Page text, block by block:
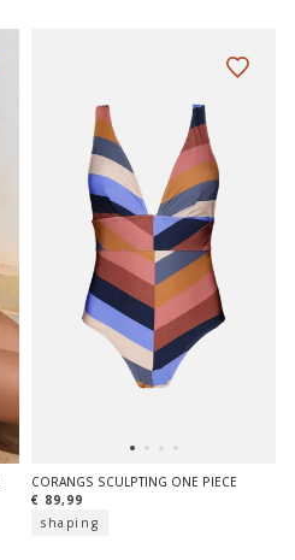
CORANGS SCULPTING ONE PIECE
€ 89,99
shaping